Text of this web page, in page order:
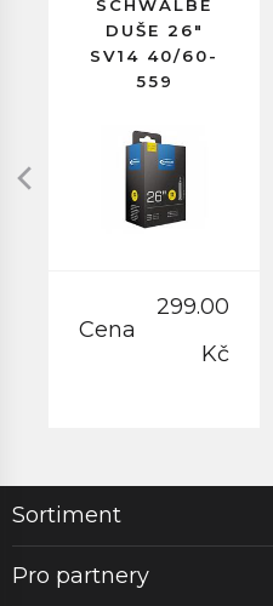
SCHWALBE
DUŠE 26"
SV14 40/60-
559
VENTILEK
60MM
Cena
299.00
Kč
Sortiment
Pro partnery